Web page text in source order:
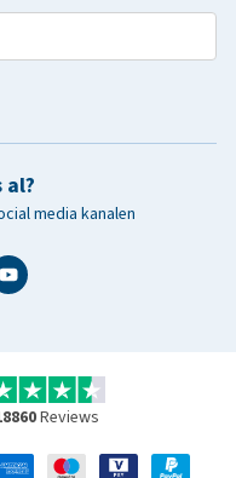
al?
media kanalen
Reviews